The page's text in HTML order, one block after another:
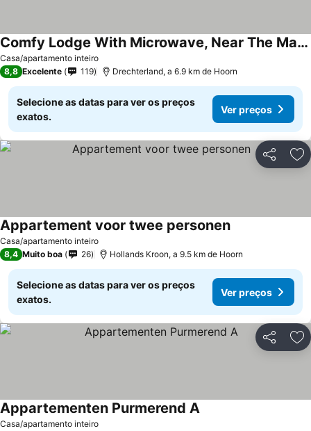
Casa/apartamento inteiro
Comfy Lodge With Microwave, Near The Markermeer
8,8 Excelente 119 Drechterland, a 6.9 km de Hoorn
Selecione as datas para ver os preços
exatos.
Ver preços
Partilhar
Casa/apartamento inteiro
Appartement voor twee personen
8,4 Muito boa 26 Hollands Kroon, a 9.5 km de Hoorn
Selecione as datas para ver os preços
exatos.
Ver preços
Partilhar
Casa/apartamento inteiro
Appartementen Purmerend A